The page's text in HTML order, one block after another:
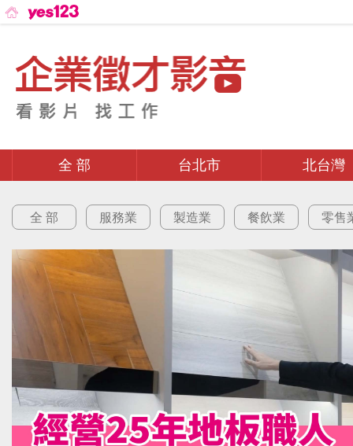
全 部 台北市 北台灣
全 部 服務業 製造業 餐飲業 零售